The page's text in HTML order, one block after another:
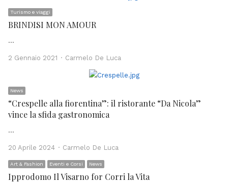
Turismo e viaggi
BRINDISI MON AMOUR
…
2 Gennaio 2021 Author
Carmelo De Luca
News
“Crespelle alla fiorentina”: il ristorante “Da Nicola”
vince la sfida gastronomica
…
20 Aprile 2024 Author
Carmelo De Luca
Art & Fashion Eventi e Corsi News
Ipprodomo Il Visarno for Corri la Vita